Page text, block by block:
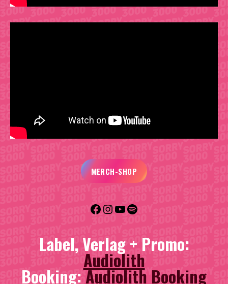
MERCH-SHOP
Facebook
Instagram
YouTube
Spotify
Label, Verlag + Promo:
Audiolith
Booking:Audiolith Booking